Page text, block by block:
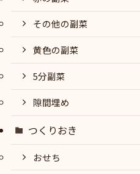
その他の副菜
黄色の副菜
5分副菜
隙間埋め
つくりおき
おせち